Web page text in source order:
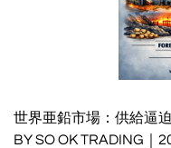
世界亜鉛市場：供給逼
BY SO OK TRADING｜